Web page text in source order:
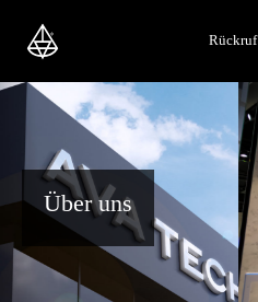
content
Rückruf
Über uns